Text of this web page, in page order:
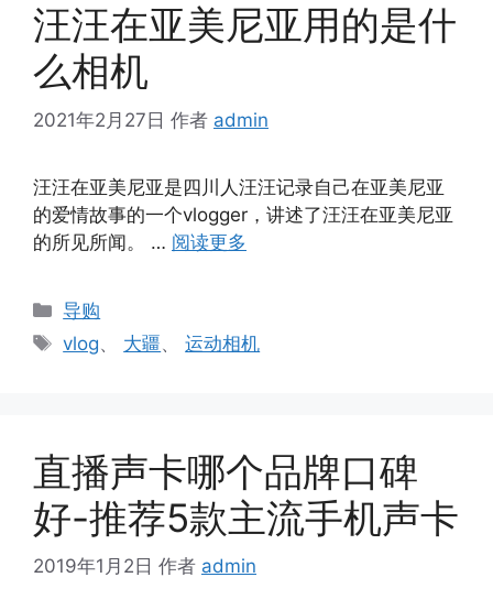
汪汪在亚美尼亚用的是什
么相机
2021年2月27日 作者 admin
汪汪在亚美尼亚是四川人汪汪记录自己在亚美尼亚
的爱情故事的一个vlogger，讲述了汪汪在亚美尼亚
的所见所闻。 … 阅读更多
分
类
导购
标
vlog、 大疆、运动相机
直播声卡哪个品牌口碑
好-推荐5款主流手机声卡
2019年1月2日 作者 admin